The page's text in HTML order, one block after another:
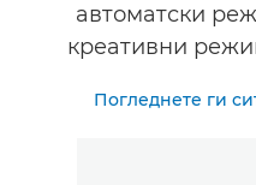
автоматски
креативни
Погледнете ги